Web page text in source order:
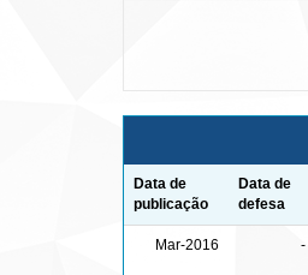
Data de
publicação
Data de
defesa
Mar-2016 -